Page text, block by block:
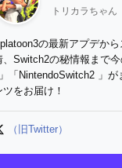
トリカラちゃん
の最新アプデか
、Switch2の秘情報まで
「NintendoSwitch2 」が
ツをお届け！
（旧Twitter）